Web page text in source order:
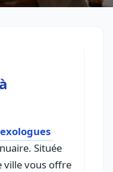
Située
ville vous offre